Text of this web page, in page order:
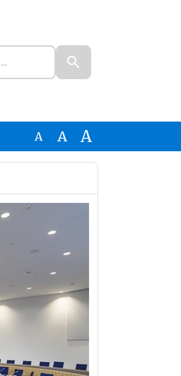
A A A